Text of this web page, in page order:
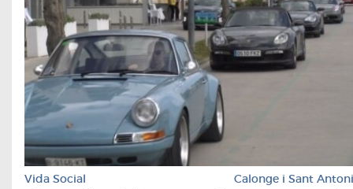
Vida Social Calonge i Sant Antoni